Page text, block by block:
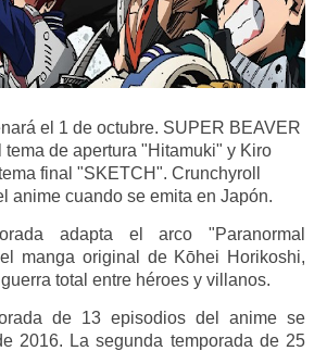
el 1 de octubre. SUPER BEAVER
tema de apertura "Hitamuki" y Kiro
final "SKETCH". Crunchyroll
anime cuando se emita en Japón.
adapta el arco "Paranormal
manga original de Kōhei Horikoshi,
total entre héroes y villanos.
de 13 episodios del anime se
2016. La segunda temporada de 25